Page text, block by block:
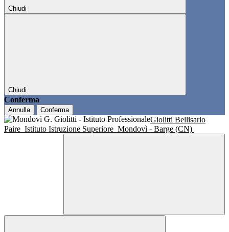
Chiudi
Chiudi
Conferma
Annulla Conferma
Giolitti Bellisario
Paire Istituto Istruzione Superiore Mondovì - Barge (CN)